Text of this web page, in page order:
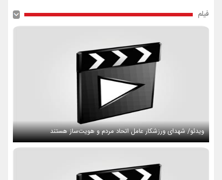
فیلم
ویدئو/ شهدای ورزشکار عامل اتحاد مردم و هویت‌ساز هستند